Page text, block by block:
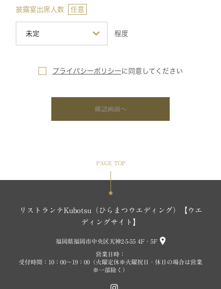
披露宴出席人数 任意
程度
プライバシーポリシー に 同意してください
確認画面へ
PAGE TOP
リストランテKubotsu（ひらまつウエディング）【ウエ
ディングサイト】
福岡県福岡市中央区天神2-5-55 4F・5F
営業日時：
受付時間：10：00～19：00（火曜定休※火曜祝日・休日の場合は営業
※一部除く）